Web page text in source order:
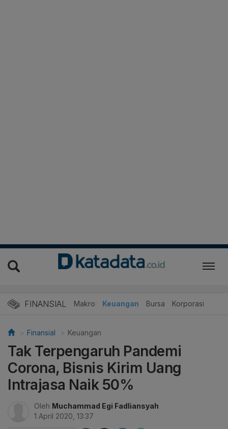
FINANSIAL Makro Keuangan Bursa Korporasi
Finansial Keuangan
Tak Terpengaruh Pandemi
Corona, Bisnis Kirim Uang
Intrajasa Naik 50%
Oleh Muchammad Egi Fadliansyah
1 April 2020, 13:37